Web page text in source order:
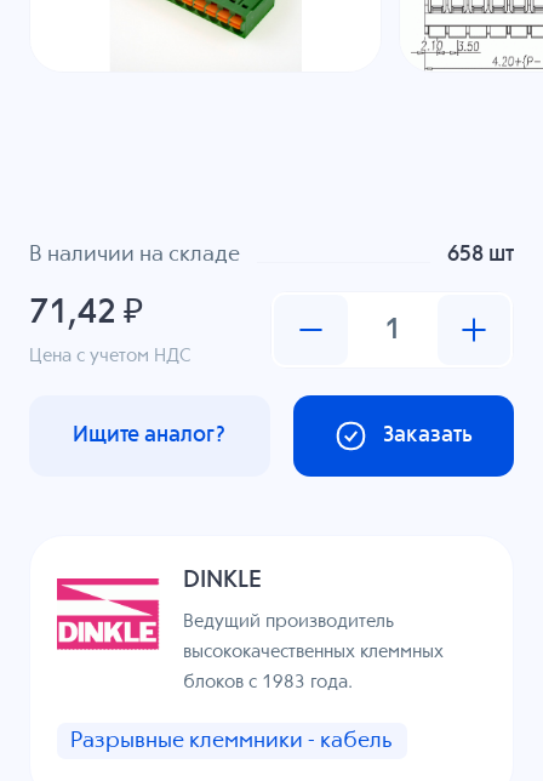
В наличии на складе 658 шт
71,42 ₽
Цена с учетом НДС
Заказать
Ищите аналог?
DINKLE
Ведущий производитель
высококачественных клеммных
блоков с 1983 года.
Разрывные клеммники - кабель